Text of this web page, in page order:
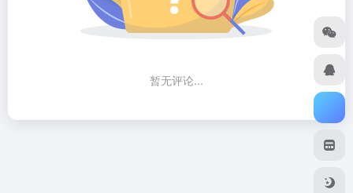
暂无评论...